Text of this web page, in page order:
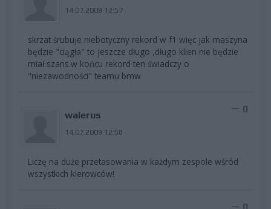
14.07.2009 12:57
skrzat śrubuje niebotyczny rekord w f1 więc jak maszyna
będzie "ciągła" to jeszcze długo ,długo klien nie będzie
miał szans.w końcu rekord ten świadczy o
"niezawodności" teamu bmw
walerus
14.07.2009 12:58
0
Liczę na duże przetasowania w każdym zespole wśród
wszystkich kierowców!
0